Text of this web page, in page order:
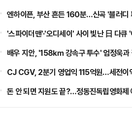
엔하이픈, 부산 흔든 160분…신곡 '블러디
'스파이더맨'·'오디세이' 사이 빛난 日 다
배우 지안, '158㎞ 강속구 투수' 엄정욱
CJ CGV, 2분기 영업익 115억원…세전이
돈 안 되면 지원도 끝?…정동진독립영화제